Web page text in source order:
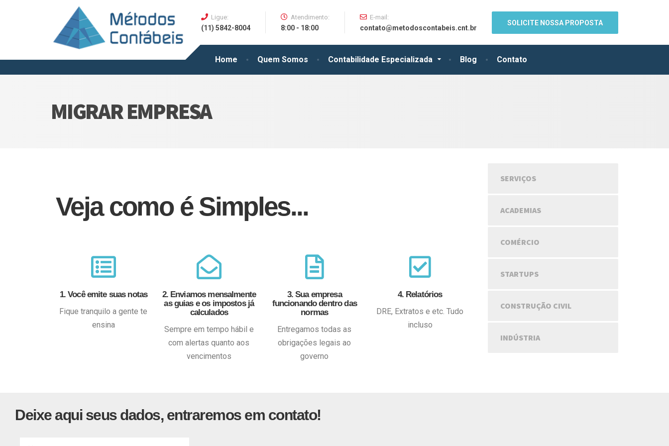
Home Quem Somos Contabilidade Especializada Blog Contato
Ligue:
(11) 5842-8004
Atendimento:
8:00 - 18:00
E-mail:
contato@metodoscontabeis.cnt.br
SOLICITE NOSSA PROPOSTA
MIGRAR EMPRESA
Veja como é Simples...
1. Você emite suas notas
Fique tranquilo a gente te
ensina
2. Enviamos mensalmente
as guias e os impostos já
calculados
Sempre em tempo hábil e
com alertas quanto aos
vencimentos
3. Sua empresa
funcionando dentro das
normas
Entregamos todas as
obrigações legais ao
governo
4. Relatórios
DRE, Extratos e etc. Tudo
incluso
Deixe aqui seus dados, entraremos em contato!
SERVIÇOS
ACADEMIAS
COMÉRCIO
STARTUPS
CONSTRUÇÃO CIVIL
INDÚSTRIA